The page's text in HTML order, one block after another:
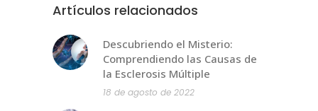
Artículos relacionados
Descubriendo el Misterio:
Comprendiendo las Causas de
la Esclerosis Múltiple
18 de agosto de 2022